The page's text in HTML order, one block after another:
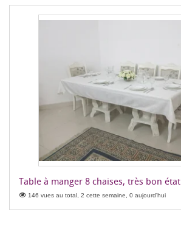
Table à manger 8 chaises, très bon état
146 vues au total, 2 cette semaine, 0 aujourd'hui